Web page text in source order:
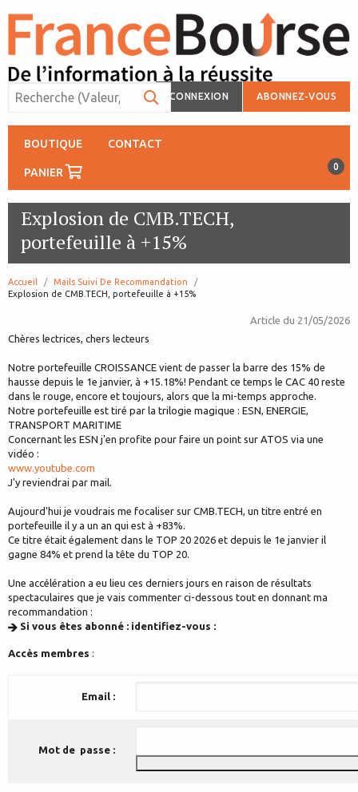
CONNEXION ABONNEZ-VOUS
BOUTIQUE CONTACT
PANIER 0
Explosion de CMB.TECH,
portefeuille à +15%
Accueil
Mails Suivi De Recommandation
page:
Explosion de CMB.TECH, portefeuille à +15%
Article du 21/05/2026
Chères lectrices, chers lecteurs
Notre portefeuille CROISSANCE vient de passer la barre des 15% de
hausse depuis le 1e janvier, à +15.18%! Pendant ce temps le CAC 40 reste
dans le rouge, encore et toujours, alors que la mi-temps approche.
Notre portefeuille est tiré par la trilogie magique : ESN, ENERGIE,
TRANSPORT MARITIME
Concernant les ESN j'en profite pour faire un point sur ATOS via une
vidéo :
www.youtube.com
J'y reviendrai par mail.
Aujourd'hui je voudrais me focaliser sur CMB.TECH, un titre entré en
portefeuille il y a un an qui est à +83%.
Ce titre était également dans le TOP 20 2026 et depuis le 1e janvier il
gagne 84% et prend la tête du TOP 20.
Une accélération a eu lieu ces derniers jours en raison de résultats
spectaculaires que je vais commenter ci-dessous tout en donnant ma
recommandation :
Si vous êtes abonné : identifiez-vous :
Accès membres :
Email :
Mot de passe :